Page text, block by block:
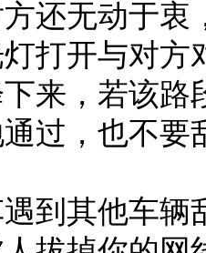
无动于衷
打开与对
来，若该
过，也不
其他车辆